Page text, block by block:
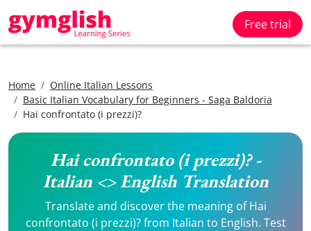
Free trial
Home
Online Italian Lessons
Basic Italian Vocabulary for Beginners - Saga Baldoria
Hai confrontato (i prezzi)?
Hai confrontato (i prezzi)? -
Italian <> English Translation
Translate and discover the meaning of Hai
confrontato (i prezzi)? from Italian to English. Test